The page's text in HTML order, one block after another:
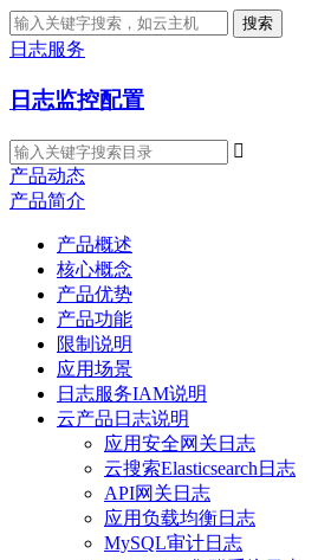
搜索
日志服务
日志监控配置

产品动态
产品简介
产品概述
核心概念
产品优势
产品功能
限制说明
应用场景
日志服务IAM说明
云产品日志说明
应用安全网关日志
云搜索Elasticsearch日志
API网关日志
应用负载均衡日志
MySQL审计日志